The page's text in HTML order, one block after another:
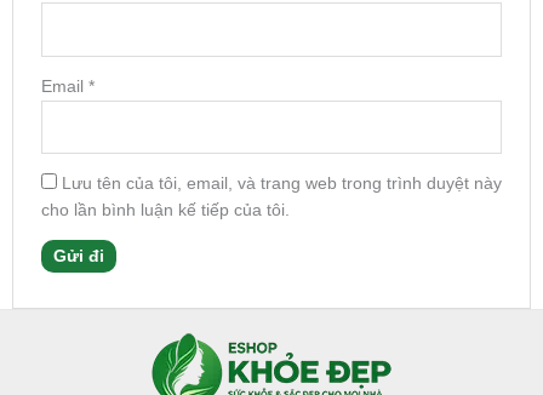
Email *
Lưu tên của tôi, email, và trang web trong trình duyệt này
cho lần bình luận kế tiếp của tôi.